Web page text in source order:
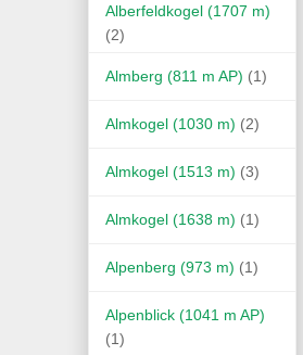
Alberfeldkogel (1707 m)
(2)
Almberg (811 m AP) (1)
Almkogel (1030 m) (2)
Almkogel (1513 m) (3)
Almkogel (1638 m) (1)
Alpenberg (973 m) (1)
Alpenblick (1041 m AP)
(1)